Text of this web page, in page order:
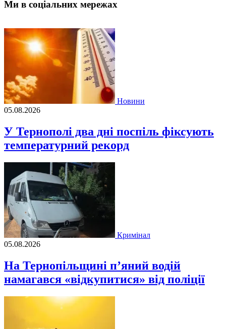
Ми в соціальних мережах
Новини
05.08.2026
У Тернополі два дні поспіль фіксують
температурний рекорд
Кримінал
05.08.2026
На Тернопільщині п’яний водій
намагався «відкупитися» від поліції